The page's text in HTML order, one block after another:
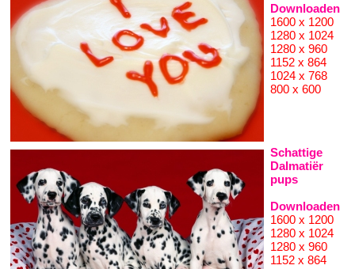
Downloaden
1600 x 1200
1280 x 1024
1280 x 960
1152 x 864
1024 x 768
800 x 600
Schattige
Dalmatiër
pups
Downloaden
1600 x 1200
1280 x 1024
1280 x 960
1152 x 864